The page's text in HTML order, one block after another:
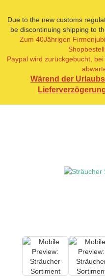
Due to the new customs
be discontinuing shipping to
Zum 40Jährigen
Paypal wird zurückgebucht,
Wärend der
« Erster « zurück
Artikel in dieser Kategorie
Sträucher Sortiment